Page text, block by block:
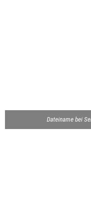
Dateiname bei